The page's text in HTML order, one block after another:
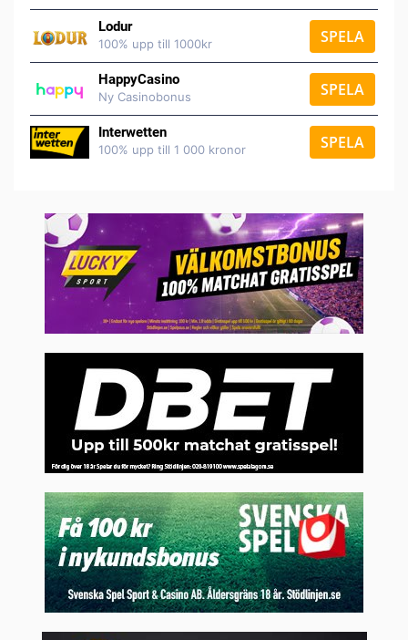
Lodur
100% upp till 1000kr SPELA
HappyCasino
Ny Casinobonus SPELA
Interwetten
100% upp till 1 000 kronor SPELA